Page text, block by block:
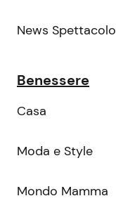
News Spettacolo
Benessere
Casa
Moda e Style
Mondo Mamma